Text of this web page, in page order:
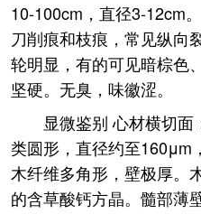
10-100cm，直径3-12cm
刀削痕和枝痕，常见纵向
轮明显，有的可见暗棕色
坚硬。无臭，味徽涩。
显微鉴别 心材横切
类圆形，直径约至160μm
木纤维多角形，壁极厚。
的含草酸钙方晶。髓部薄